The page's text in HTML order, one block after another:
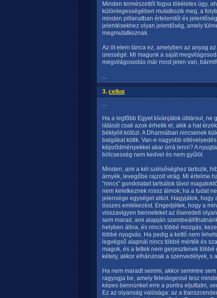
Minden természettől fogva tökéletes úgy,
különlegességében mutatkozik meg, a
minden pillanatban értelemtől és
jelentésekhez olyan jelentőség, amely
megmutatkoznak.
Az öt elem tánca ez, amelyben az anyag
ürességé. Mi magunk a saját
megvilágosodás már most jelen van,
...
3. cellux
...
Ha a legfőbb Egyet kívánjátok útitársul, ne
látását csak azok érhetik el, akik a hat
béklyóit kötözi. A Dharmában nincsenek
balgákat kötik. Van-e nagyobb
képződményekkel akar úrrá lenni? A
bölcsesség nem kedvel és nem gyűlöl.
Minden, ami a két szélsőséghez tartozik,
árnyék, levegőbe rajzolt virág. Mi értelme
"nincs" gondolatait tartsátok távol
nem keletkeznek rossz álmok; ha a tudat
jelensége egységet alkot. Hagyjátok, hogy
összes emlékezést. Engedjétek, hogy a
visszavigyen benneteket az őseredeti
sem marad, ami alapján
helyben állna, és nincs többé mozgás;
többé nyugvás. Ha pedig a kettő nem
legvégső alapnál nincs többé mérték és
magok, és a tettek nem gerjesztenek
kétely, akkor elhárulnak a szenvedélyek,
Ha nem maradt semmi, akkor semmire
ragyogja be, amely feleslegessé tesz
képes bennünket erre a pontra eljuttatni,
Ez az olyanság valósága: az a